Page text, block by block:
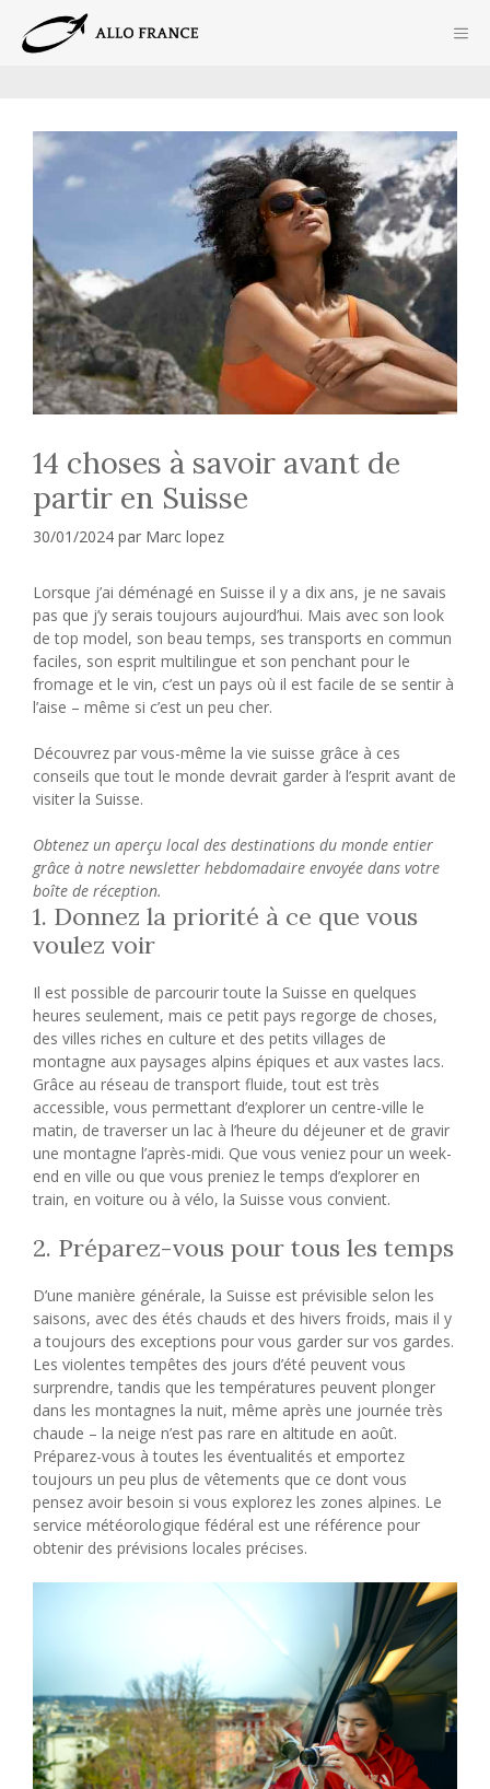
contenu
14 choses à savoir avant de
partir en Suisse
30/01/2024 par Marc lopez
Lorsque j’ai déménagé en Suisse il y a dix ans, je ne savais
pas que j’y serais toujours aujourd’hui. Mais avec son look
de top model, son beau temps, ses transports en commun
faciles, son esprit multilingue et son penchant pour le
fromage et le vin, c’est un pays où il est facile de se sentir à
l’aise – même si c’est un peu cher.
Découvrez par vous-même la vie suisse grâce à ces
conseils que tout le monde devrait garder à l’esprit avant de
visiter la Suisse.
Obtenez un aperçu local des destinations du monde entier
grâce à notre newsletter hebdomadaire envoyée dans votre
boîte de réception.
1. Donnez la priorité à ce que vous
voulez voir
Il est possible de parcourir toute la Suisse en quelques
heures seulement, mais ce petit pays regorge de choses,
des villes riches en culture et des petits villages de
montagne aux paysages alpins épiques et aux vastes lacs.
Grâce au réseau de transport fluide, tout est très
accessible, vous permettant d’explorer un centre-ville le
matin, de traverser un lac à l’heure du déjeuner et de gravir
une montagne l’après-midi. Que vous veniez pour un week-
end en ville ou que vous preniez le temps d’explorer en
train, en voiture ou à vélo, la Suisse vous convient.
2. Préparez-vous pour tous les temps
D’une manière générale, la Suisse est prévisible selon les
saisons, avec des étés chauds et des hivers froids, mais il y
a toujours des exceptions pour vous garder sur vos gardes.
Les violentes tempêtes des jours d’été peuvent vous
surprendre, tandis que les températures peuvent plonger
dans les montagnes la nuit, même après une journée très
chaude – la neige n’est pas rare en altitude en août.
Préparez-vous à toutes les éventualités et emportez
toujours un peu plus de vêtements que ce dont vous
pensez avoir besoin si vous explorez les zones alpines. Le
service météorologique fédéral est une référence pour
obtenir des prévisions locales précises.